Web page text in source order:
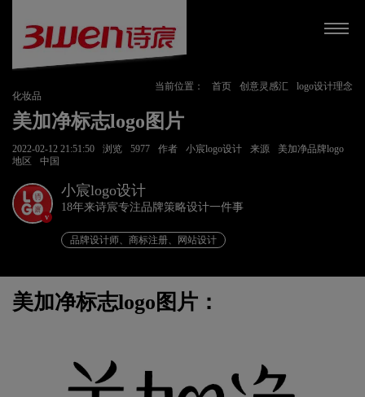
当前位置： 首页 创意灵感汇
logo设计理念
化妆品
美加净标志logo图片
2022-02-12 21:51:50 浏览 5977 作者 小宸logo设计 来源
美加净品牌logo
地区
中国
v
小宸logo设计
18年来诗宸专注品牌策略设计一件事
品牌设计师、商标注册、网站设计
美加净标志logo图片：